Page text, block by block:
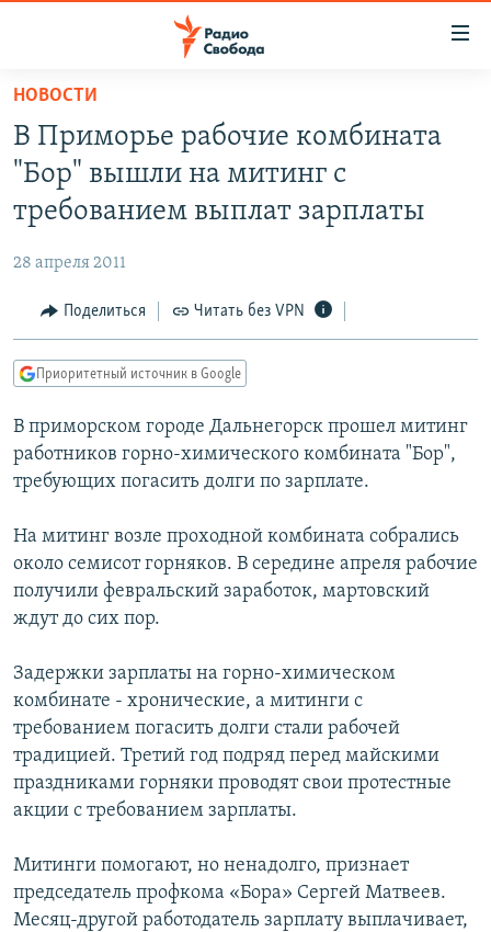
упрощенного
доступа
Вернуться
основному
Вернутся
Вернутся
поиску
ПОДКАСТЫ
АВТОРСКИЕ ПРОЕКТЫ
МНЕНИЯ
КУЛЬТУРА
КАВКАЗ.РЕАЛИИ
СЕВЕР.РЕАЛИИ
СИБИРЬ.РЕАЛИИ
ПОДПИШИТЕСЬ НА РАССЫЛКУ
Все сайты РСЕ/РС
НОВОСТИ
В Приморье рабочие комбината
"Бор" вышли на митинг с
требованием выплат зарплаты
28 апреля 2011
Поделиться Читать без VPN
Приоритетный источник в Google
В приморском городе Дальнегорск прошел митинг
работников горно-химического комбината "Бор",
требующих погасить долги по зарплате.
На митинг возле проходной комбината собрались
около семисот горняков. В середине апреля рабочие
получили февральский заработок, мартовский
ждут до сих пор.
Задержки зарплаты на горно-химическом
комбинате - хронические, а митинги с
требованием погасить долги стали рабочей
традицией. Третий год подряд перед майскими
праздниками горняки проводят свои протестные
акции с требованием зарплаты.
Митинги помогают, но ненадолго, признает
председатель профкома «Бора» Сергей Матвеев.
Месяц-другой работодатель зарплату выплачивает,